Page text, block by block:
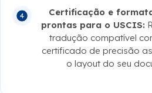
prontas para o USCIS:
tradução compatível
certificado de precisão
o layout do seu